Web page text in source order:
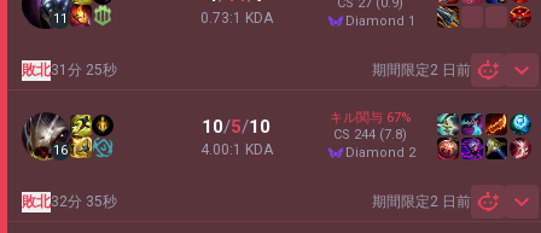
11 0.73:1 KDA
diamond 1
期間限定2 日前
敗北31分 25秒
16
10/5/10
4.00:1 KDA
キル関与 67%
CS 244 (7.8)
diamond 2
期間限定2 日前
敗北32分 35秒